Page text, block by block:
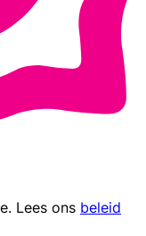
. Lees ons beleid